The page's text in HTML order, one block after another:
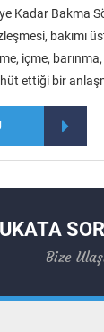
Kadar Bakma
bakımı
içme,
ettiği bir
Bize